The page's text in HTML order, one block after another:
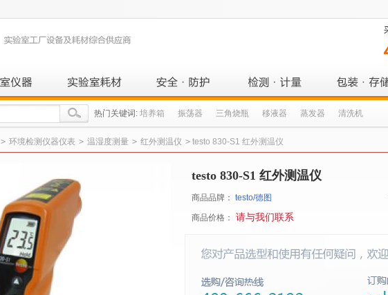
热门关键词: 培养箱 振荡器 三角烧瓶 移液器 蒸发器 清洗机
> 环境检测仪器仪表 > 温湿度测量 > 红外测温仪 > testo 830-S1 红外测温仪
testo 830-S1 红外测温仪
商品品牌： testo/德图
商品价格： 请与我们联系